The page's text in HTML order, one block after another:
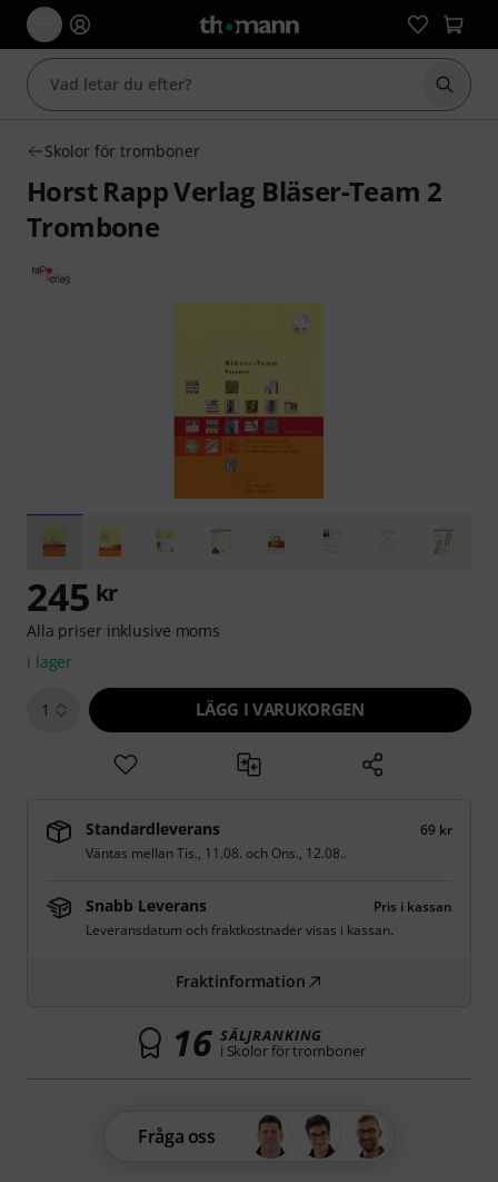
Börja
Skolor för tromboner
Horst Rapp Verlag Bläser-Team 2
Trombone
245 kr
Alla priser inklusive moms
i lager
1 LÄGG I VARUKORGEN
Standardleverans
69 kr
Väntas mellanTis., 11.08. och Ons., 12.08..
Snabb Leverans
Pris i kassan
Leveransdatum och fraktkostnader visas i kassan.
Fraktinformation
16 SÄLJRANKING
i Skolor för tromboner
Fråga oss